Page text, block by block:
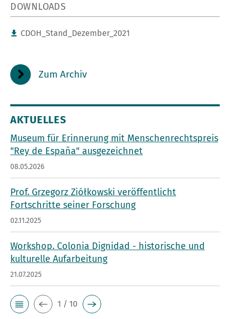
DOWNLOADS
CDOH_Stand_Dezember_2021
Zum Archiv
AKTUELLES
Museum für Erinnerung mit Menschenrechtspreis
"Rey de España" ausgezeichnet
08.05.2026
Prof. Grzegorz Ziółkowski veröffentlicht
Fortschritte seiner Forschung
02.11.2025
Workshop. Colonia Dignidad - historische und
kulturelle Aufarbeitung
21.07.2025
1 / 10